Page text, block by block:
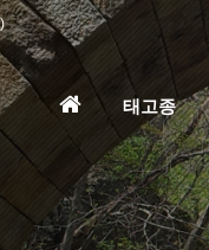
홈
태고종